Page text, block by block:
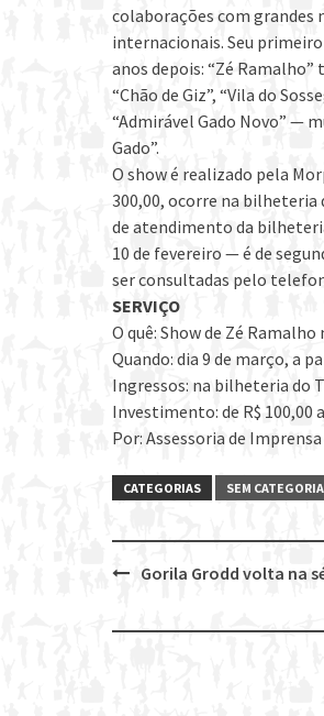
colaborações com grandes
internacionais. Seu
anos depois: “Zé Ramalho”
“Chão de Giz”, “Vila do
“Admirável Gado Novo” —
Gado”.
O show é realizado pela
300,00, ocorre na
de atendimento da
10 de fevereiro — é de
ser consultadas pelo
SERVIÇO
O quê: Show de Zé Ramalho
Quando: dia 9 de março, a
Ingressos: na bilheteria do
Investimento: de R$ 100,00
Por: Assessoria de
CATEGORIAS SEM CATEGORIA
navigation
Gorila Grodd volta na